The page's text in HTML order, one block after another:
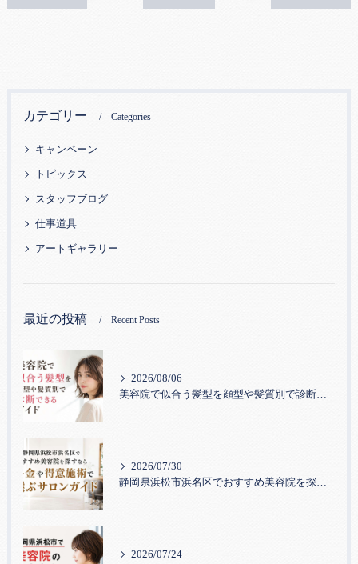
カテゴリー Categories
キャンペーン
トピックス
スタッフブログ
仕事道具
アートギャラリー
最近の投稿 Recent Posts
2026/08/06
美容院で似合う髪型を顔型や髪質別で診断できるガイド
2026/07/30
静岡県浜松市浜名区でおすすめ美容院を探すなら｜料金や得意施術で選ぶサロンガイド
2026/07/24